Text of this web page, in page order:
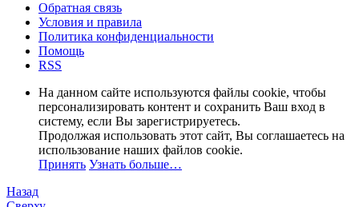
Обратная связь
Условия и правила
Политика конфиденциальности
Помощь
RSS
На данном сайте используются файлы cookie, чтобы
персонализировать контент и сохранить Ваш вход в
систему, если Вы зарегистрируетесь.
Продолжая использовать этот сайт, Вы соглашаетесь на
использование наших файлов cookie.
Принять Узнать больше…
Назад